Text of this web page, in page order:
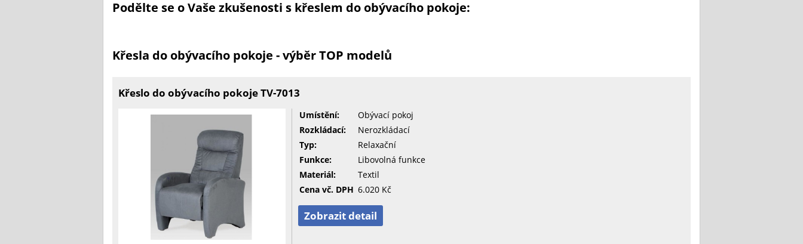
Podělte se o Vaše zkušenosti s křeslem do obývacího pokoje:
Křesla do obývacího pokoje - výběr TOP modelů
Křeslo do obývacího pokoje TV-7013
Umístění:
Obývací pokoj
Rozkládací:
Nerozkládací
Typ:
Relaxační
Funkce:
Libovolná funkce
Materiál:
Textil
Cena vč. DPH 6.020 Kč
Zobrazit detail